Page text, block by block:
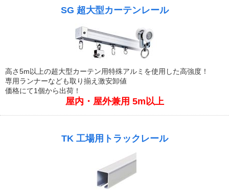
SG 超大型カーテンレール
高さ5m以上の超大型カーテン用特殊アルミを使用した高強度！
専用ランナーなども取り揃え激安卸値
価格にて1個から出荷！
屋内・屋外兼用 5m以上
TK 工場用トラックレール